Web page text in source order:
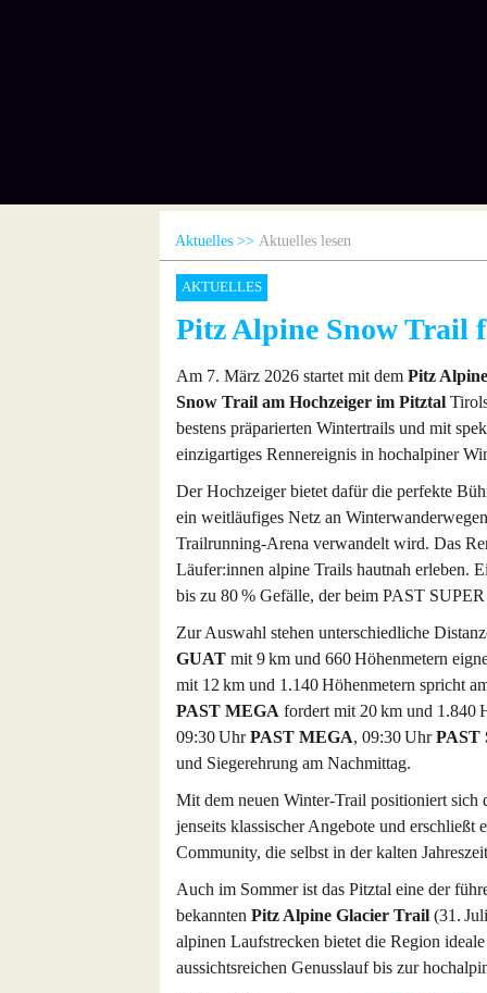
Aktuelles Aktuelles lesen
AKTUELLES
Pitz Alpine Snow Trail
Am 7. März 2026 startet mit dem Pitz Alpine
Snow Trail am Hochzeiger im Pitztal
bestens präparierten Wintertrails und mit
einzigartiges Rennereignis in hochalpiner
Der Hochzeiger bietet dafür die perfekte
ein weitläufiges Netz an
Trailrunning-Arena verwandelt wird. Das
Läufer:innen alpine Trails hautnah erleben.
bis zu 80 % Gefälle, der beim PAST
Zur Auswahl stehen unterschiedliche
GUAT mit 9 km und 660 Höhenmetern
mit 12 km und 1.140 Höhenmetern spricht
PAST MEGA fordert mit 20 km und 1.840
09:30 UhrPAST MEGA, 09:30 UhrPAST
und Siegerehrung am Nachmittag.
Mit dem neuen Winter-Trail positioniert sich
jenseits klassischer Angebote und
Community, die selbst in der kalten
Auch im Sommer ist das Pitztal eine der
bekannten Pitz Alpine Glacier Trail (31.
alpinen Laufstrecken bietet die Region
aussichtsreichen Genusslauf bis zur